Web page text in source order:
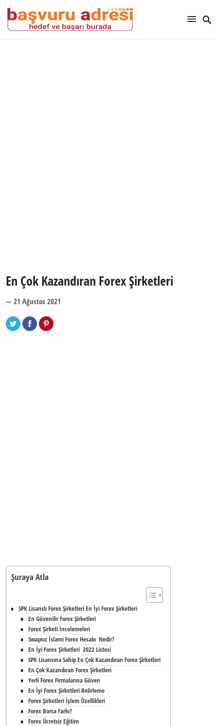
En Çok Kazandıran Forex Şirketleri
— 21 Ağustos 2021
Şuraya Atla
SPK Lisanslı Forex Şirketleri En İyi Forex Şirketleri
En Güvenilir Forex Şirketleri
Forex Şirketi İncelemeleri
Swapsız İslami Forex Hesabı Nedir?
En İyi Forex Şirketleri 2022 Listesi
SPK Lisansına Sahip En Çok Kazandıran Forex Şirketleri
En Çok Kazandıran Forex Şirketleri
Yerli Forex Firmalarına Güven
En İyi Forex Şirketleri Belirleme
Forex Şirketleri İşlem Özellikleri
Forex Borsa Farkı?
Forex Ücretsiz Eğitim